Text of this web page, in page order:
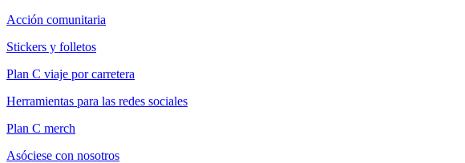
Acción comunitaria
Stickers y folletos
Plan C viaje por carretera
Herramientas para las redes sociales
Plan C merch
Asóciese con nosotros